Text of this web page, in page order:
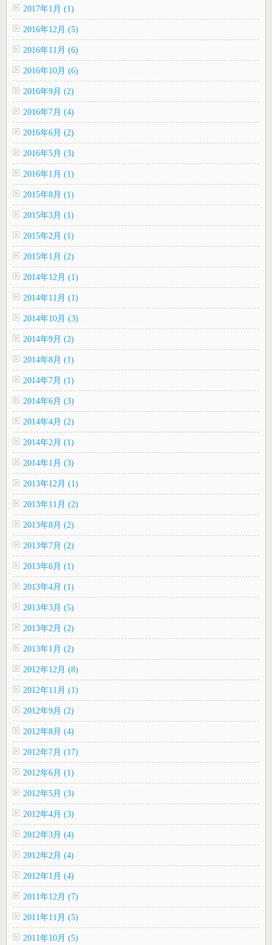
2017年1月 (1)
2016年12月 (5)
2016年11月 (6)
2016年10月 (6)
2016年9月 (2)
2016年7月 (4)
2016年6月 (2)
2016年5月 (3)
2016年1月 (1)
2015年8月 (1)
2015年3月 (1)
2015年2月 (1)
2015年1月 (2)
2014年12月 (1)
2014年11月 (1)
2014年10月 (3)
2014年9月 (2)
2014年8月 (1)
2014年7月 (1)
2014年6月 (3)
2014年4月 (2)
2014年2月 (1)
2014年1月 (3)
2013年12月 (1)
2013年11月 (2)
2013年8月 (2)
2013年7月 (2)
2013年6月 (1)
2013年4月 (1)
2013年3月 (5)
2013年2月 (2)
2013年1月 (2)
2012年12月 (8)
2012年11月 (1)
2012年9月 (2)
2012年8月 (4)
2012年7月 (17)
2012年6月 (1)
2012年5月 (3)
2012年4月 (3)
2012年3月 (4)
2012年2月 (4)
2012年1月 (4)
2011年12月 (7)
2011年11月 (5)
2011年10月 (5)